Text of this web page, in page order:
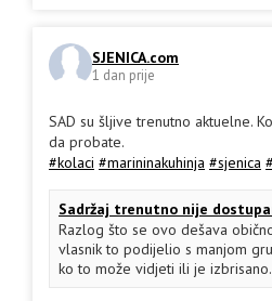
SJENICA.com
1 dan prije
SAD su šljive trenutno aktuelne.
da probate.
#kolaci #marininakuhinja #sjenica
Sadržaj trenutno nije
Razlog što se ovo dešava
vlasnik to podijelio s manjom
ko to može vidjeti ili je izbrisano.